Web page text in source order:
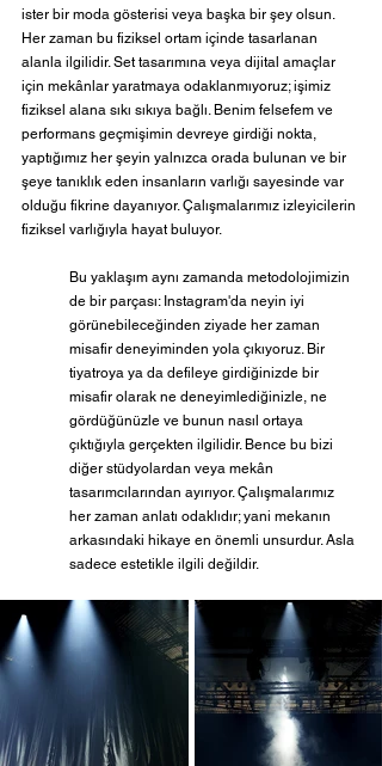
ister bir moda gösterisi veya başka bir şey olsun.
Her zaman bu fiziksel ortam içinde tasarlanan
alanla ilgilidir. Set tasarımına veya dijital amaçlar
için mekânlar yaratmaya odaklanmıyoruz; işimiz
fiziksel alana sıkı sıkıya bağlı. Benim felsefem ve
performans geçmişimin devreye girdiği nokta,
yaptığımız her şeyin yalnızca orada bulunan ve bir
şeye tanıklık eden insanların varlığı sayesinde var
olduğu fikrine dayanıyor. Çalışmalarımız izleyicilerin
fiziksel varlığıyla hayat buluyor.
Bu yaklaşım aynı zamanda metodolojimizin
de bir parçası: Instagram'da neyin iyi
görünebileceğinden ziyade her zaman
misafir deneyiminden yola çıkıyoruz. Bir
tiyatroya ya da defileye girdiğinizde bir
misafir olarak ne deneyimlediğinizle, ne
gördüğünüzle ve bunun nasıl ortaya
çıktığıyla gerçekten ilgilidir. Bence bu bizi
diğer stüdyolardan veya mekân
tasarımcılarından ayırıyor. Çalışmalarımız
her zaman anlatı odaklıdır; yani mekanın
arkasındaki hikaye en önemli unsurdur. Asla
sadece estetikle ilgili değildir.